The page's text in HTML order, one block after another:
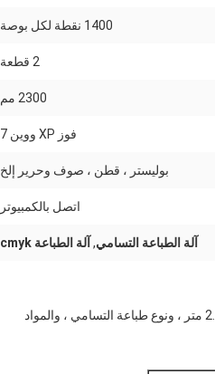
1400 نقطة لكل بوصة
2 قطعة
2300 مم
فوز XP ووين 7
بوليستر ، قطن ، صوف وحرير إلخ
اتصل بالكمبيوتر
آلة الطباعة التسامي, آلة الطباعة cmyk
آلة طباعة الأقمشة الرقمية CSR 2200 ، إلى جانب طابعة متعددة الإمكانات ومروحة تصفية مقاس 2.2 متر ، ونوع طباعة التسامي ، والمواد